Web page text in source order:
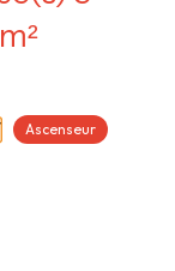
chambre(s) 110 m²
Ascenseur